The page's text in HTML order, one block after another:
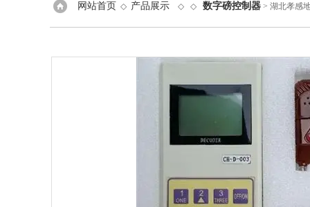
网站首页 ◇ 产品展示 ◇ ◇ 数字磅控制器 > 湖北孝感